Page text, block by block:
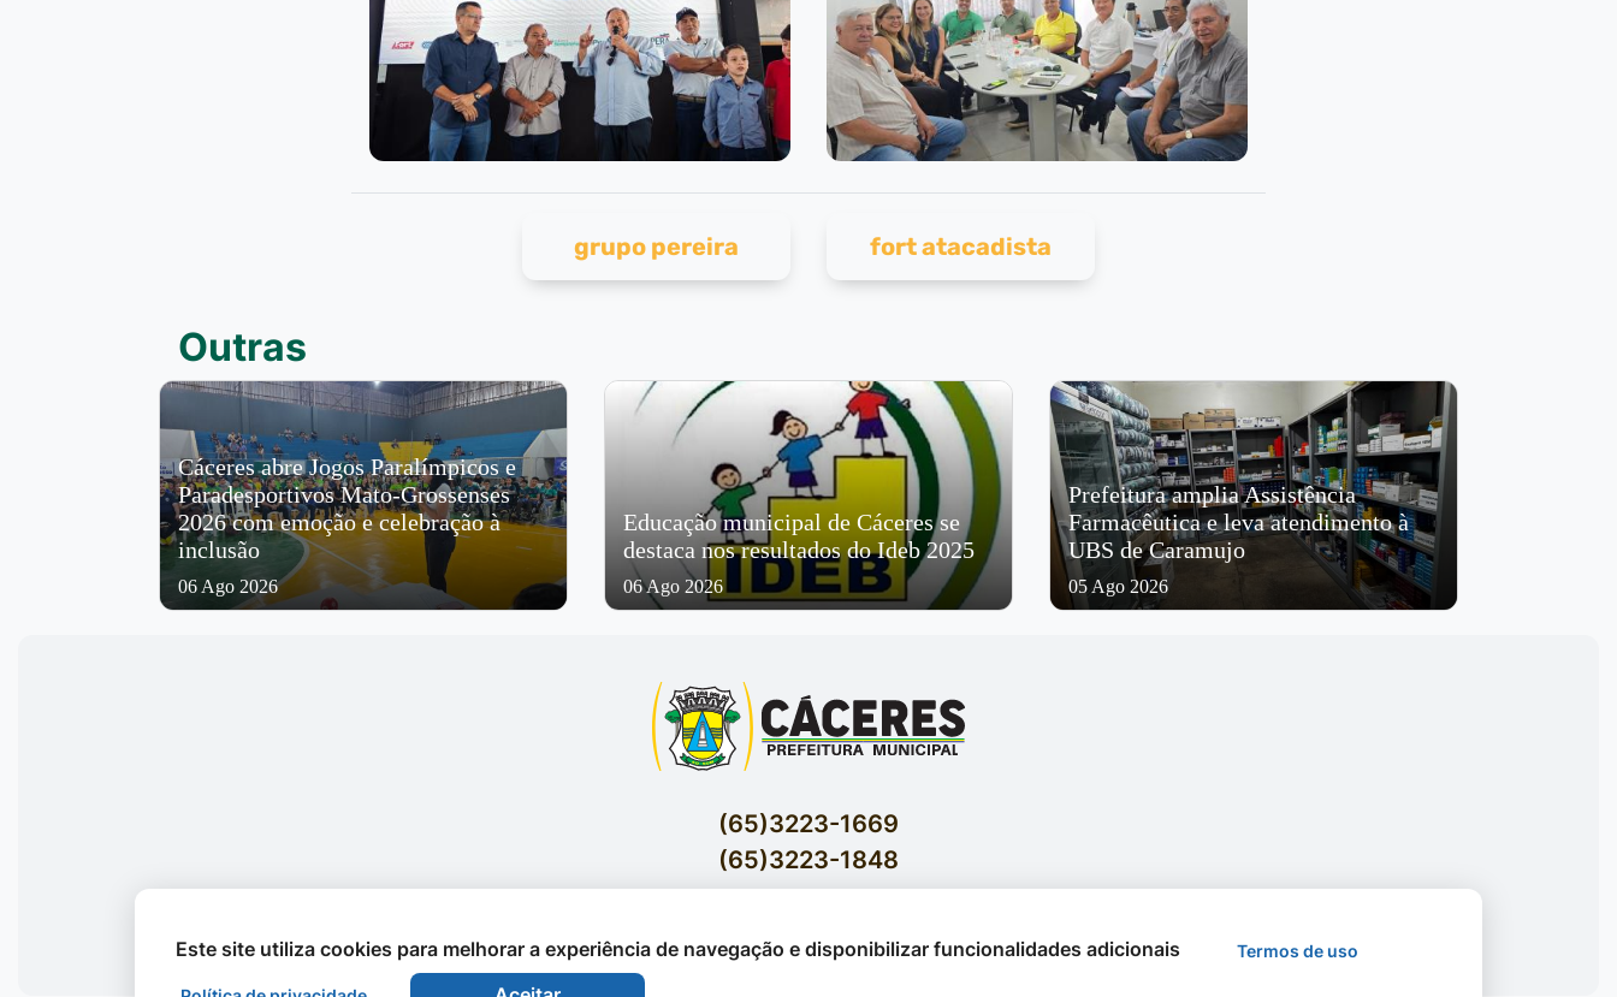
grupo pereira fort atacadista
Outras
Cáceres abre Jogos Paralímpicos e
Paradesportivos Mato-Grossenses
2026 com emoção e celebração à
inclusão
06 Ago 2026
Educação municipal de Cáceres se
destaca nos resultados do Ideb 2025
06 Ago 2026
Prefeitura amplia Assistência
Farmacêutica e leva atendimento à
UBS de Caramujo
05 Ago 2026
(65)3223-1669
(65)3223-1848
Este site utiliza cookies para melhorar a experiência de navegação e disponibilizar funcionalidades adicionais Termos de uso